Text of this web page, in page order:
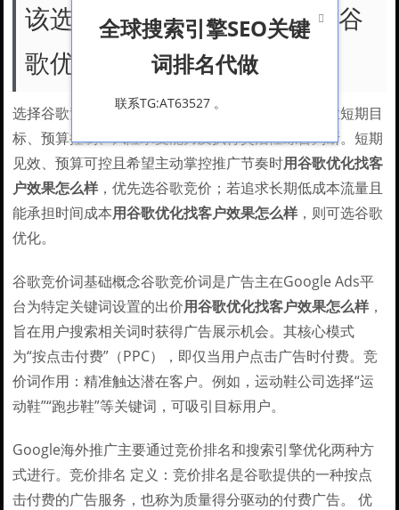
该选谷歌竞价(点击付费)还是谷
歌优化?
选择谷歌竞价（点击付费）还是谷歌优化需结合企业短期目
标、预算控制、风险承受能力及执行灵活性综合判断。短期
见效、预算可控且希望主动掌控推广节奏时用谷歌优化找客
户效果怎么样 ，优先选谷歌竞价；若追求长期低成本流量且
能承担时间成本用谷歌优化找客户效果怎么样 ，则可选谷歌
优化。
谷歌竞价词基础概念谷歌竞价词是广告主在Google Ads平
台为特定关键词设置的出价用谷歌优化找客户效果怎么样 ，
旨在用户搜索相关词时获得广告展示机会。其核心模式
为“按点击付费”（PPC），即仅当用户点击广告时付费。竞
价词作用：精准触达潜在客户。例如，运动鞋公司选择“运
动鞋”“跑步鞋”等关键词，可吸引目标用户。
Google海外推广主要通过竞价排名和搜索引擎优化两种方
式进行。竞价排名 定义：竞价排名是谷歌提供的一种按点
击付费的广告服务，也称为质量得分驱动的付费广告。 优

全球搜索引擎SEO关键
词排名代做
联系TG:AT63527 。